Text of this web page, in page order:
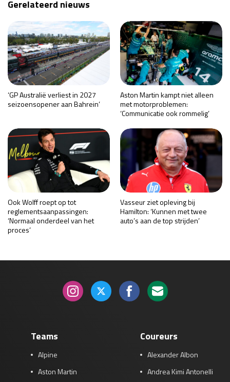
Gerelateerd nieuws
‘GP Australië verliest in 2027
seizoensopener aan Bahrein’
Aston Martin kampt niet alleen
met motorproblemen:
‘Communicatie ook rommelig’
Ook Wolff roept op tot
reglementsaanpassingen:
‘Normaal onderdeel van het
proces’
Vasseur ziet opleving bij
Hamilton: ‘Kunnen met twee
auto’s aan de top strijden’
Teams
Alpine
Aston Martin
Coureurs
Alexander Albon
Andrea Kimi Antonelli